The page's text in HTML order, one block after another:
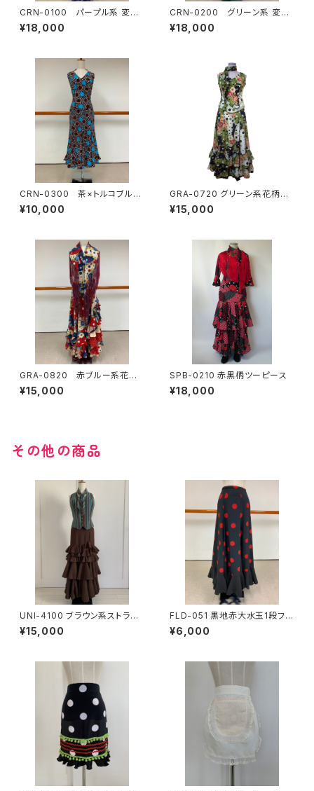
CRN-0100 パープル系 変わ
り水玉ツーピース
¥18,000
CRN-0200 グリーン系 変わ
り水玉ツーピース
¥18,000
CRN-0300 茶×トルコブルー
変わり水玉ツーピース
¥10,000
GRA-0720 グリーン系花柄×
水玉コンビツーピース
¥15,000
GRA-0820 赤ブルー系花柄×
水玉コンビツーピース
¥15,000
SPB-0210 赤黒柄ツーピース
¥18,000
その他の商品
UNI-4100 ブラウン系ストライ
ブブラウスツーピース
¥15,000
FLD-051 黒地赤大水玉1段フリ
ルスカート
¥6,000